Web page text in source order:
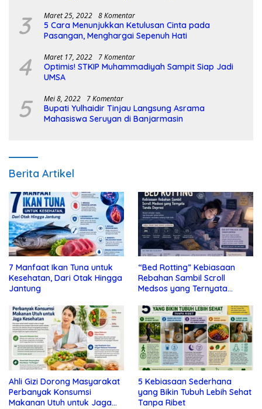
3 Maret 25, 2022 8 Komentar
5 Cara Menunjukkan Ketulusan Cinta pada
Pasangan, Menghargai Sepenuh Hati
4 Maret 17, 2022 7 Komentar
Optimis! STKIP Muhammadiyah Sampit Siap Jadi
UMSA
5 Mei 8, 2022 7 Komentar
Bupati Yulhaidir Tinjau Langsung Asrama
Mahasiswa Seruyan di Banjarmasin
Berita Artikel
7 Manfaat Ikan Tuna untuk
Kesehatan, Dari Otak Hingga
Jantung
“Bed Rotting” Kebiasaan
Rebahan Sambil Scroll
Medsos yang Ternyata
Ahli Gizi Dorong Masyarakat
Perbanyak Konsumsi
Makanan Utuh untuk Jaga
5 Kebiasaan Sederhana
yang Bikin Tubuh Lebih Sehat
Tanpa Ribet